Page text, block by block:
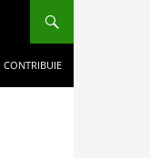
CONTRIBUIE